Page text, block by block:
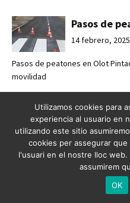
Pasos de
14 febrero, 2025
Pasos de peatones en Olot
movilidad
Mejorando
Esplugues
7 febrero, 2025
Mejorando la seguridad vial en
Utilizamos cookies para
experiencia al usuario en
utilizando este sitio
cookies per assegurar
l'usuari en el nostre lloc
assumirem
OK